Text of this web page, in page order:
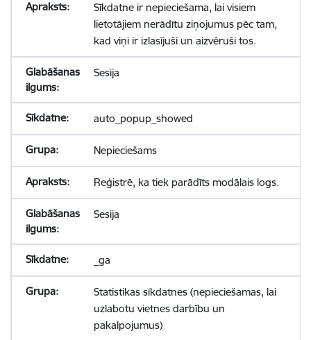
Sīkdatne ir nepieciešama, lai visiem
lietotājiem nerādītu ziņojumus pēc tam,
kad viņi ir izlasījuši un aizvēruši tos.
Sesija
auto_popup_showed
Nepieciešams
Reģistrē, ka tiek parādīts modālais logs.
Sesija
_ga
Statistikas sīkdatnes (nepieciešamas, lai
uzlabotu vietnes darbību un
pakalpojumus)